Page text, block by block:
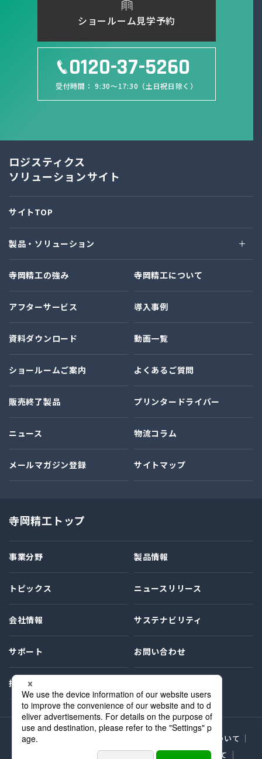
ショールーム見学予約
0120-37-5260
受付時間： 9:30～17:30（土日祝日除く）
ロジスティクス
ソリューションサイト
サイトTOP
製品・ソリューション
寺岡精工の強み 寺岡精工について
アフターサービス 導入事例
資料ダウンロード 動画一覧
ショールームご案内 よくあるご質問
販売終了製品 プリンタードライバー
ニュース 物流コラム
メールマガジン登録 サイトマップ
寺岡精工トップ
事業分野 製品情報
トピックス ニュースリリース
会社情報 サステナビリティ
サポート お問い合わせ
採用情報
プライバシーポリシー
商標表示について
MSDS（化学物質安全性データシート）の提供について